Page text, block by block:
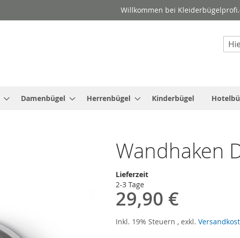
Willkommen bei
Damenbügel Herrenbügel Kinderbügel
Wandhaken
Lieferzeit
2-3 Tage
29,90 €
Inkl. 19% Steuern , exkl.